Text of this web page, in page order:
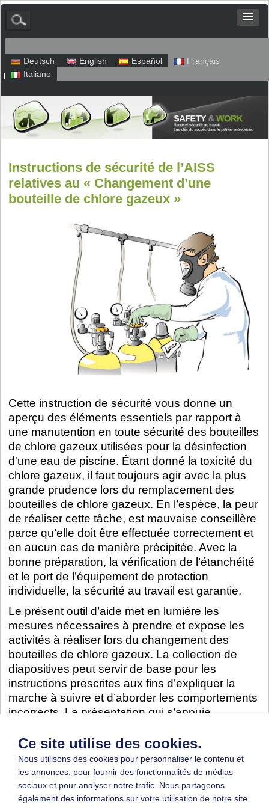
Deutsch English Español
Français
Italiano
Plan du site
Instructions de sécurité de l’AISS
relatives au « Changement d’une
bouteille de chlore gazeux »
Cette instruction de sécurité vous donne un
aperçu des éléments essentiels par rapport à
une manutention en toute sécurité des bouteilles
de chlore gazeux utilisées pour la désinfection
d'une eau de piscine. Étant donné la toxicité du
chlore gazeux, il faut toujours agir avec la plus
grande prudence lors du remplacement des
bouteilles de chlore gazeux. En l’espèce, la peur
de réaliser cette tâche, est mauvaise conseillère
parce qu’elle doit être effectuée correctement et
en aucun cas de manière précipitée. Avec la
bonne préparation, la vérification de l’étanchéité
et le port de l’équipement de protection
individuelle, la sécurité au travail est garantie.
Le présent outil d’aide met en lumière les
mesures nécessaires à prendre et expose les
activités à réaliser lors du changement des
bouteilles de chlore gazeux. La collection de
diapositives peut servir de base pour les
instructions prescrites aux fins d’expliquer la
marche à suivre et d’aborder les comportements
incorrects. La présentation qui s’appuie
l’instruction des travailleurs faibles en lecture.
Description
Sicherheitsunterweisung - Wechsel von
Ce site utilise des cookies.
Nous utilisons des cookies pour personnaliser le contenu et
les annonces, pour fournir des fonctionnalités de médias
sociaux et pour analyser notre trafic. Nous partageons
également des informations sur votre utilisation de notre site